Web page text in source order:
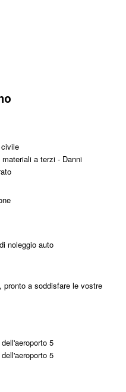
a terzi - Danni
noleggio auto
pronto a soddisfare le vostre
5
5